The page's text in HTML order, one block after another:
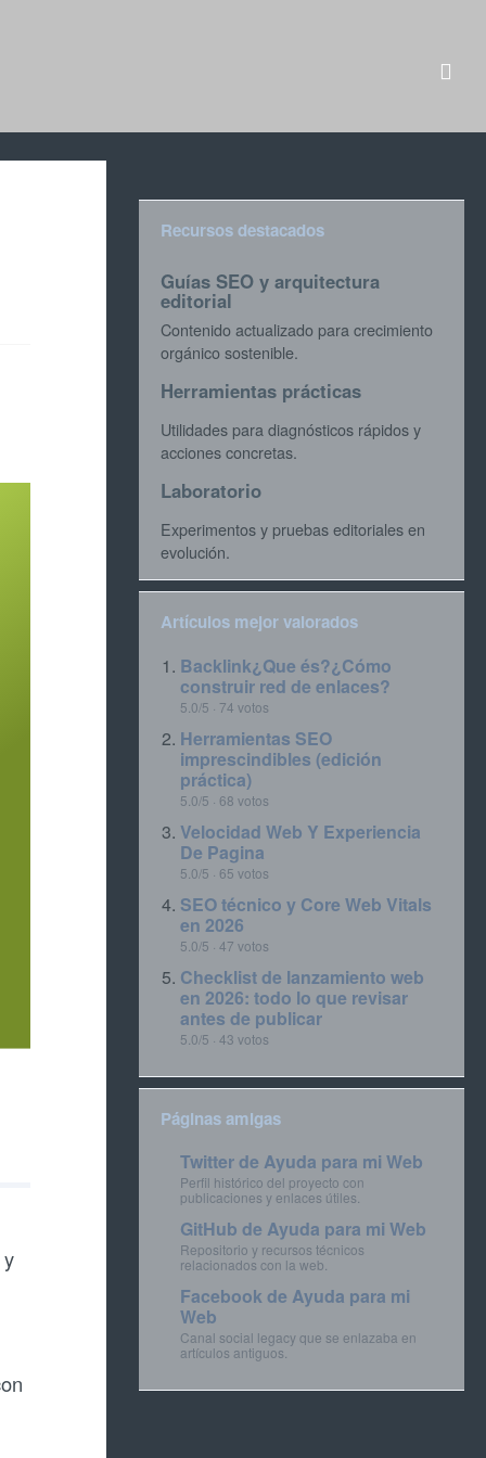
Recursos destacados
Guías SEO y arquitectura
editorial
Contenido actualizado para crecimiento
orgánico sostenible.
Herramientas prácticas
Utilidades para diagnósticos rápidos y
acciones concretas.
Laboratorio
Experimentos y pruebas editoriales en
evolución.
Artículos mejor valorados
Backlink¿Que és?¿Cómo
construir red de enlaces?
5.0/5 · 74 votos
Herramientas SEO
imprescindibles (edición
práctica)
5.0/5 · 68 votos
Velocidad Web Y Experiencia
De Pagina
5.0/5 · 65 votos
SEO técnico y Core Web Vitals
en 2026
5.0/5 · 47 votos
Checklist de lanzamiento web
en 2026: todo lo que revisar
antes de publicar
5.0/5 · 43 votos
Páginas amigas
Twitter de Ayuda para mi Web
Perfil histórico del proyecto con
publicaciones y enlaces útiles.
GitHub de Ayuda para mi Web
Repositorio y recursos técnicos
relacionados con la web.
Facebook de Ayuda para mi
Web
Canal social legacy que se enlazaba en
artículos antiguos.